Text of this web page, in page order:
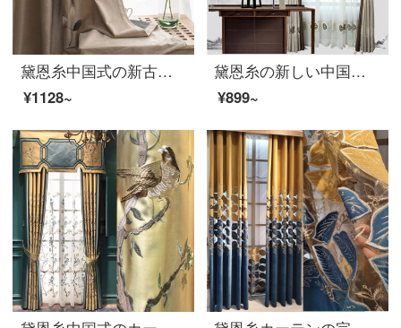
黛恩糸中国式の新古典水墨の手描きカーテンの窓の布地は完成品を注文して客間の窓の紗のカーテンのベランダの紗の田園の清新な古典のカレーの布の一メートルごとに（加工が無料です）何メートルを要して何件を撮影しますか？
¥1128~
黛恩糸の新しい中国式の古典的なカーテンの翻り窓の紗のカーテンの遮光カーテンの布の刺繍中国風のカーテンの寝室の書斎の布の1メートルごとに（カーテンの頭の側を加工して部品をつづり合わせますと別に計算します）は何メートルを要して何メートル撮りますか？
¥899~